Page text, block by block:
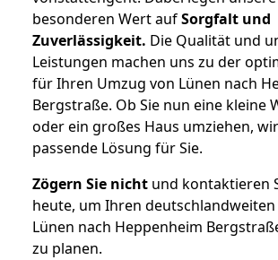
besonderen Wert aufSorgfalt und
Zuverlässigkeit. Die Qualität und
Leistungen machen uns zu der
für Ihren Umzug von Lünen nach
Bergstraße. Ob Sie nun eine kleine
oder ein großes Haus umziehen,
passende Lösung für Sie.
Zögern Sie nicht und kontaktieren
heute, um Ihren
Lünen nach Heppenheim
zu planen.